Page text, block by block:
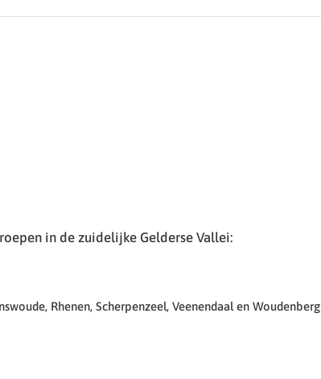
in de zuidelijke Gelderse Vallei:
Rhenen, Scherpenzeel, Veenendaal en Woudenberg